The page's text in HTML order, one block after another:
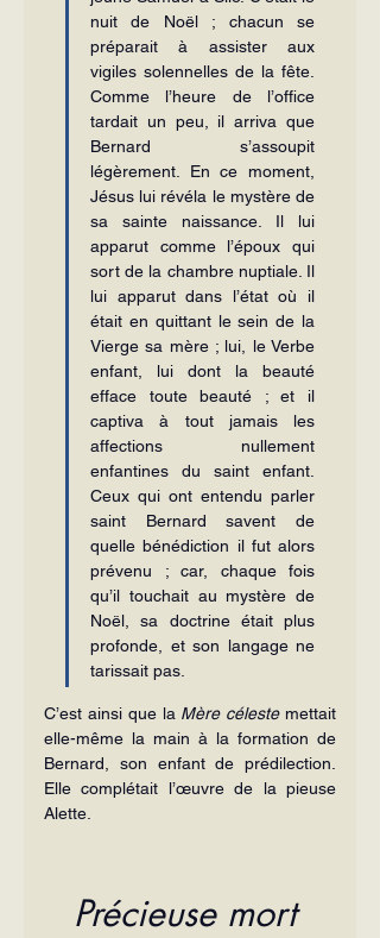
nuit de Noël ; chacun se
préparait à assister aux
vigiles solennelles de la fête.
Comme l’heure de l’office
tardait un peu, il arriva que
Bernard s’assoupit
légèrement. En ce moment,
Jésus lui révéla le mystère de
sa sainte naissance. Il lui
apparut comme l’époux qui
sort de la chambre nuptiale. Il
lui apparut dans l’état où il
était en quittant le sein de la
Vierge sa mère ; lui, le Verbe
enfant, lui dont la beauté
efface toute beauté ; et il
captiva à tout jamais les
affections nullement
enfantines du saint enfant.
Ceux qui ont entendu parler
saint Bernard savent de
quelle bénédiction il fut alors
prévenu ; car, chaque fois
qu’il touchait au mystère de
Noël, sa doctrine était plus
profonde, et son langage ne
tarissait pas.
C’est ainsi que la Mère céleste mettait
elle-même la main à la formation de
Bernard, son enfant de prédilection.
Elle complétait l’œuvre de la pieuse
Alette.
Précieuse mort